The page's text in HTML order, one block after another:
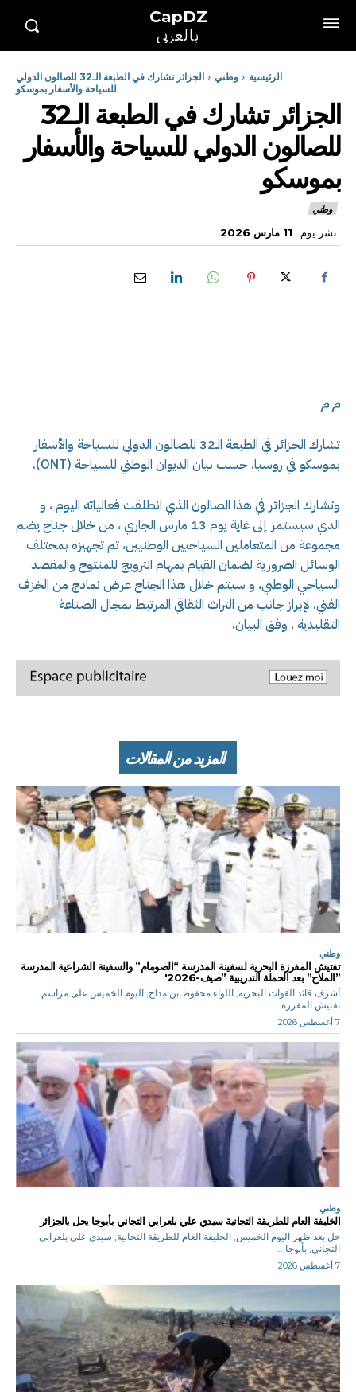
CapDZ
بالعربي
الرئيسية وطني
الجزائر تشارك في الطبعة الـ32 للصالون الدولي
للسياحة والأسفار بموسكو
الجزائر تشارك في الطبعة الـ32
للصالون الدولي للسياحة والأسفار
بموسكو
وطني
نشر يوم 11 مارس 2026
م م
تشارك الجزائر في الطبعة الـ32 للصالون الدولي للسياحة والأسفار
بموسكو في روسيا، حسب بيان الديوان الوطني للسياحة (ONT).
وتشارك الجزائر في هذا الصالون الذي انطلقت فعالياته اليوم ، و
الذي سيستمر إلى غاية يوم 13 مارس الجاري ، من خلال جناح يضم
مجموعة من المتعاملين السياحيين الوطنيين، تم تجهيزه بمختلف
الوسائل الضرورية لضمان القيام بمهام الترويج للمنتوج والمقصد
السياحي الوطني، و سيتم خلال هذا الجناح عرض نماذج من الخزف
الفني، لإبراز جانب من التراث الثقافي المرتبط بمجال الصناعة
التقليدية ، وفق البيان.
المزيد من المقالات
وطني
تفتيش المفرزة البحرية لسفينة المدرسة “الصومام” والسفينة الشراعية المدرسة
”الملاح” بعد الحملة التدريبية ”صيف-2026′
أشرف قائد القوات البحرية, اللواء محفوظ بن مداح, اليوم الخميس على مراسم
تفتيش المفرزة...
7 أغسطس 2026
وطني
الخليفة العام للطريقة التجانية سيدي علي بلعرابي التجاني بأبوجا يحل بالجزائر
حل بعد ظهر اليوم الخميس, الخليفة العام للطريقة التجانية, سيدي علي بلعرابي
التجاني, بأبوجا,...
7 أغسطس 2026